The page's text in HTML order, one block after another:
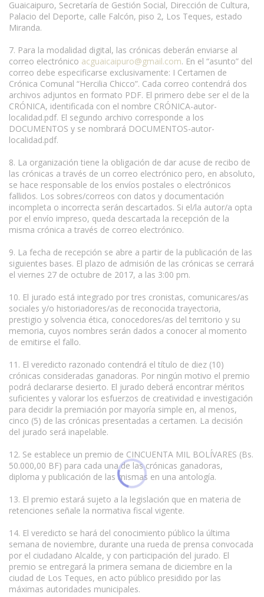
Guaicaipuro, Secretaría de Gestión Social, Dirección de Cultura,
Palacio del Deporte, calle Falcón, piso 2, Los Teques, estado
Miranda.
7. Para la modalidad digital, las crónicas deberán enviarse al
correo electrónico acguaicaipuro@gmail.com. En el “asunto” del
correo debe especificarse exclusivamente: I Certamen de
Crónica Comunal “Hercilia Chicco”. Cada correo contendrá dos
archivos adjuntos en formato PDF. El primero debe ser el de la
CRÓNICA, identificada con el nombre CRÓNICA-autor-
localidad.pdf. El segundo archivo corresponde a los
DOCUMENTOS y se nombrará DOCUMENTOS-autor-
localidad.pdf.
8. La organización tiene la obligación de dar acuse de recibo de
las crónicas a través de un correo electrónico pero, en absoluto,
se hace responsable de los envíos postales o electrónicos
fallidos. Los sobres/correos con datos y documentación
incompleta o incorrecta serán descartados. Si el/la autor/a opta
por el envío impreso, queda descartada la recepción de la
misma crónica a través de correo electrónico.
9. La fecha de recepción se abre a partir de la publicación de las
siguientes bases. El plazo de admisión de las crónicas se cerrará
el viernes 27 de octubre de 2017, a las 3:00 pm.
10. El jurado está integrado por tres cronistas, comunicares/as
sociales y/o historiadores/as de reconocida trayectoria,
prestigio y solvencia ética, conocedores/as del territorio y su
memoria, cuyos nombres serán dados a conocer al momento
de emitirse el fallo.
11. El veredicto razonado contendrá el título de diez (10)
crónicas consideradas ganadoras. Por ningún motivo el premio
podrá declararse desierto. El jurado deberá encontrar méritos
suficientes y valorar los esfuerzos de creatividad e investigación
para decidir la premiación por mayoría simple en, al menos,
cinco (5) de las crónicas presentadas a certamen. La decisión
del jurado será inapelable.
12. Se establece un premio de CINCUENTA MIL BOLÍVARES (Bs.
50.000,00 BF) para cada una de las crónicas ganadoras,
diploma y publicación de las mismas en una antología.
13. El premio estará sujeto a la legislación que en materia de
retenciones señale la normativa fiscal vigente.
14. El veredicto se hará del conocimiento público la última
semana de noviembre, durante una rueda de prensa convocada
por el ciudadano Alcalde, y con participación del jurado. El
premio se entregará la primera semana de diciembre en la
ciudad de Los Teques, en acto público presidido por las
máximas autoridades municipales.